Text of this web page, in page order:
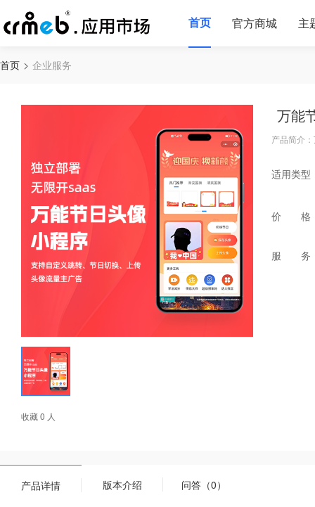
首页 官方商城 主
首页 企业服务
收藏 0 人
万能
产品简介
适用类型
价 格
服 务
产品详情 版本介绍 问答（0）